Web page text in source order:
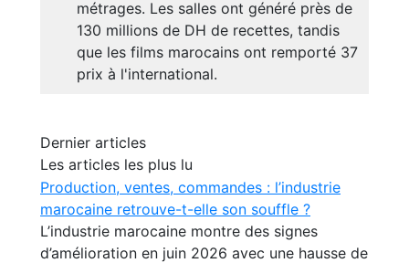
métrages. Les salles ont généré près de
130 millions de DH de recettes, tandis
que les films marocains ont remporté 37
prix à l'international.
Dernier articles
Les articles les plus lu
Production, ventes, commandes : l’industrie
marocaine retrouve-t-elle son souffle ?
L’industrie marocaine montre des signes
d’amélioration en juin 2026 avec une hausse de